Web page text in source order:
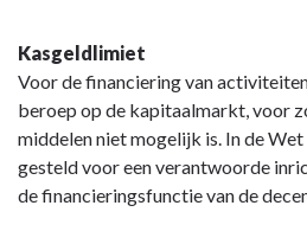
Kasgeldlimiet
Voor de financiering van
beroep op de kapitaalmarkt, voor
middelen niet mogelijk is. In de
gesteld voor een verantwoorde
de financieringsfunctie van de